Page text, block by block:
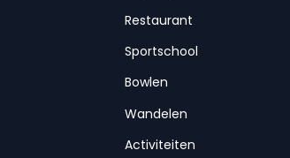
Restaurant
Sportschool
Bowlen
Wandelen
Activiteiten